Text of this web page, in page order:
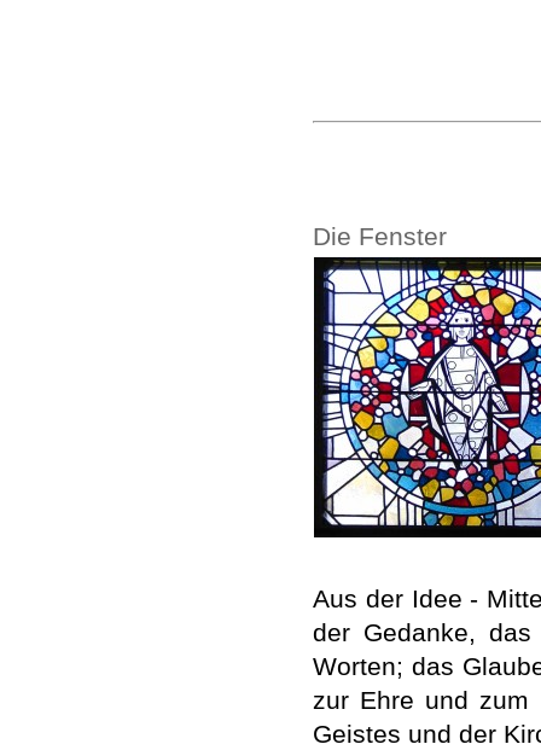
Die Fenster
Aus der Idee -
der Gedanke,
Worten; das
zur Ehre und zum
Geistes und der